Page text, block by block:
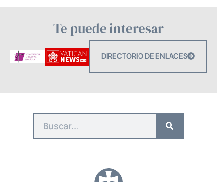
Te puede interesar
DIRECTORIO DE ENLACES